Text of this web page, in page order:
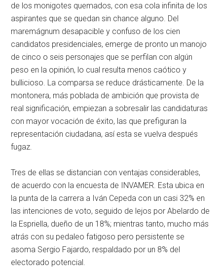
de los monigotes quemados, con esa cola infinita de los
aspirantes que se quedan sin chance alguno. Del
maremágnum desapacible y confuso de los cien
candidatos presidenciales, emerge de pronto un manojo
de cinco o seis personajes que se perfilan con algún
peso en la opinión, lo cual resulta menos caótico y
bullicioso. La comparsa se reduce drásticamente. De la
montonera, más poblada de ambición que provista de
real significación, empiezan a sobresalir las candidaturas
con mayor vocación de éxito, las que prefiguran la
representación ciudadana, así esta se vuelva después
fugaz.
Tres de ellas se distancian con ventajas considerables,
de acuerdo con la encuesta de INVAMER. Esta ubica en
la punta de la carrera a Iván Cepeda con un casi 32% en
las intenciones de voto, seguido de lejos por Abelardo de
la Espriella, dueño de un 18%; mientras tanto, mucho más
atrás con su pedaleo fatigoso pero persistente se
asoma Sergio Fajardo, respaldado por un 8% del
electorado potencial.